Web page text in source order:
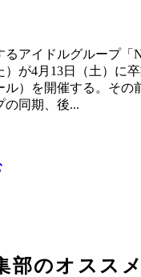
アイドルグループ「
）が4月13日（土）に
ル）を開催する。その
の同期、後...
部のオススメ